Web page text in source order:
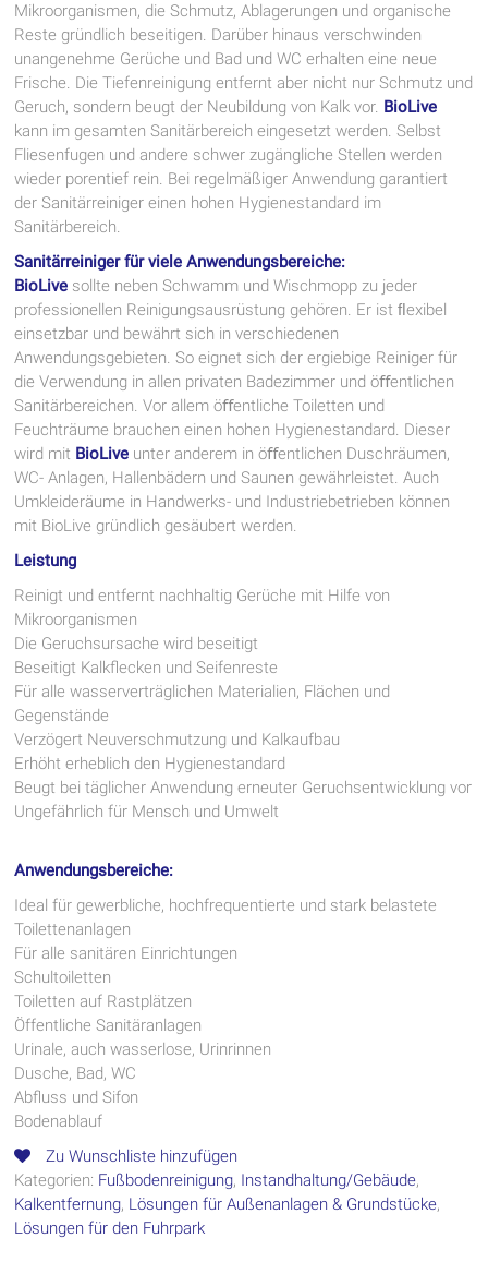
Mikroorganismen, die Schmutz, Ablagerungen und organische
Reste gründlich beseitigen. Darüber hinaus verschwinden
unangenehme Gerüche und Bad und WC erhalten eine neue
Frische. Die Tiefenreinigung entfernt aber nicht nur Schmutz und
Geruch, sondern beugt der Neubildung von Kalk vor. BioLive
kann im gesamten Sanitärbereich eingesetzt werden. Selbst
Fliesenfugen und andere schwer zugängliche Stellen werden
wieder porentief rein. Bei regelmäßiger Anwendung garantiert
der Sanitärreiniger einen hohen Hygienestandard im
Sanitärbereich.
Sanitärreiniger für viele Anwendungsbereiche:
BioLive sollte neben Schwamm und Wischmopp zu jeder
professionellen Reinigungsausrüstung gehören. Er ist ﬂexibel
einsetzbar und bewährt sich in verschiedenen
Anwendungsgebieten. So eignet sich der ergiebige Reiniger für
die Verwendung in allen privaten Badezimmer und öﬀentlichen
Sanitärbereichen. Vor allem öﬀentliche Toiletten und
Feuchträume brauchen einen hohen Hygienestandard. Dieser
wird mit BioLive unter anderem in öﬀentlichen Duschräumen,
WC- Anlagen, Hallenbädern und Saunen gewährleistet. Auch
Umkleideräume in Handwerks- und Industriebetrieben können
mit BioLive gründlich gesäubert werden.
Leistung
Reinigt und entfernt nachhaltig Gerüche mit Hilfe von
Mikroorganismen
Die Geruchsursache wird beseitigt
Beseitigt Kalkflecken und Seifenreste
Für alle wasserverträglichen Materialien, Flächen und
Gegenstände
Verzögert Neuverschmutzung und Kalkaufbau
Erhöht erheblich den Hygienestandard
Beugt bei täglicher Anwendung erneuter Geruchsentwicklung vor
Ungefährlich für Mensch und Umwelt
Anwendungsbereiche:
Ideal für gewerbliche, hochfrequentierte und stark belastete
Toilettenanlagen
Für alle sanitären Einrichtungen
Schultoiletten
Toiletten auf Rastplätzen
Öffentliche Sanitäranlagen
Urinale, auch wasserlose, Urinrinnen
Dusche, Bad, WC
Abfluss und Sifon
Bodenablauf
Zu Wunschliste hinzufügen
Kategorien: Fußbodenreinigung, Instandhaltung/Gebäude,
Kalkentfernung, Lösungen für Außenanlagen & Grundstücke,
Lösungen für den Fuhrpark